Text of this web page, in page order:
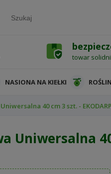
towar
NASIONA NA KIEŁKI
40 cm 3 szt. -
Uniwersalna